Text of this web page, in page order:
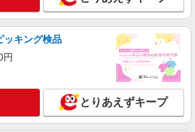
詳細を見る
給237,500円〜280,000円 ※経験・資格を考
用期間（3〜6ヶ月程度）は日給10,000円＋
能力により試用期間短縮あり
城県神栖市東深芝18
ッキング検品
円
とりあえずキープ